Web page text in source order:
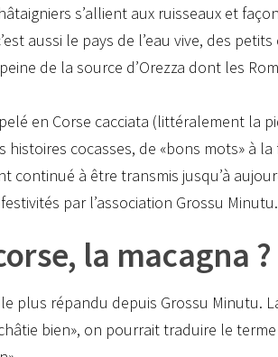
s’allient aux ruisseaux et
aussi le pays de l’eau vive, des
de la source d’Orezza dont les
en Corse cacciata (littéralement la
histoires cocasses, de «bons mots» à
continué à être transmis jusqu’à
par l’association Grossu Minutu.
la macagna ?
le plus répandu depuis Grossu Minutu.
bien», on pourrait traduire le